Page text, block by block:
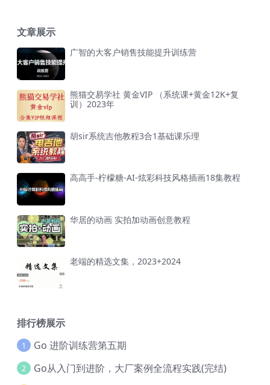
文章展示
广智的大客户销售技能提升训练营
熊猫交易学社 黄金VIP （系统课+黄金12K+复
训）2023年
胡sir系统吉他教程3合1基础课乐理
高高手-柠檬糖-AI-炫彩科技风格插画18集教程
华居的动画 实拍加动画创意教程
老端的精选文集，2023+2024
排行榜展示
1 Go 进阶训练营第五期
2
Go从入门到进阶，大厂案例全流程实践(完结)